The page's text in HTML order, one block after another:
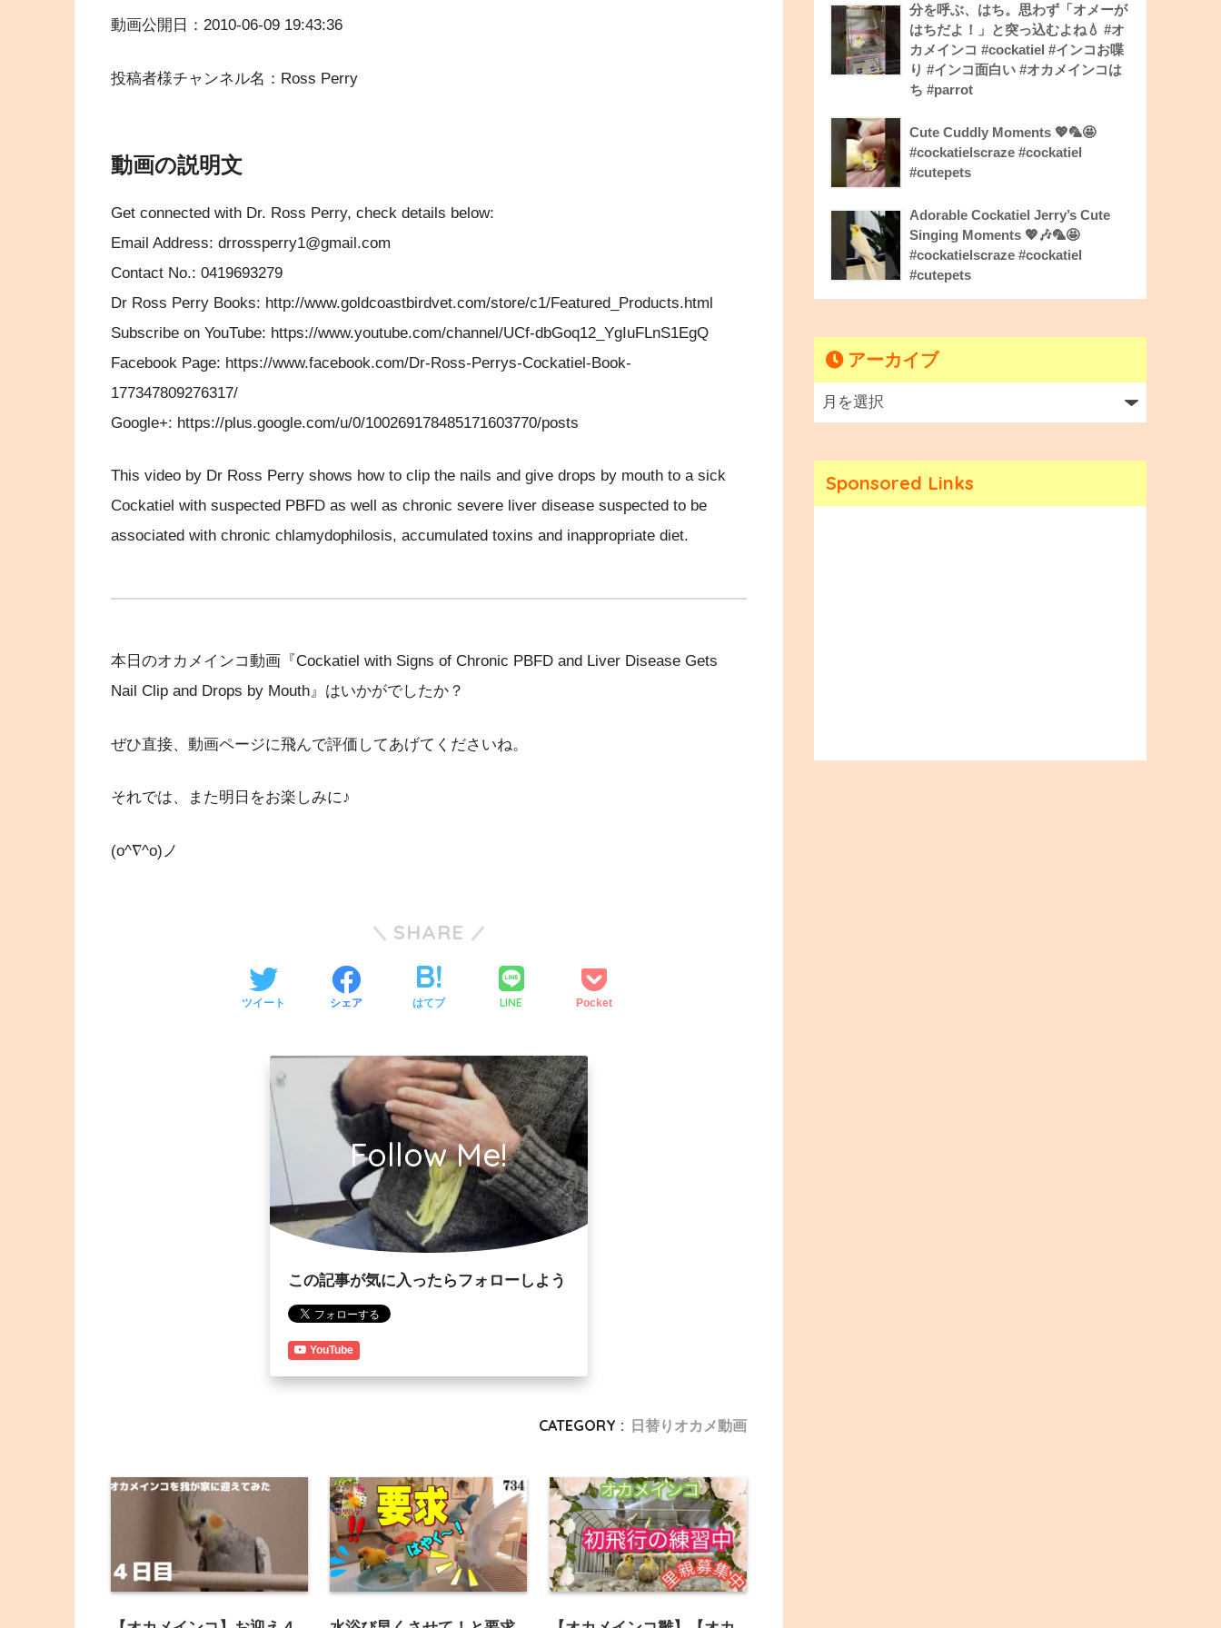
動画公開日：2010-06-09 19:43:36
投稿者様チャンネル名：Ross Perry
動画の説明文
Get connected with Dr. Ross Perry, check details below:
Email Address: drrossperry1@gmail.com
Contact No.: 0419693279
Dr Ross Perry Books: http://www.goldcoastbirdvet.com/store/c1/Featured_Products.html
Subscribe on YouTube: https://www.youtube.com/channel/UCf-dbGoq12_YgIuFLnS1EgQ
Facebook Page: https://www.facebook.com/Dr-Ross-Perrys-Cockatiel-Book-
177347809276317/
Google+: https://plus.google.com/u/0/100269178485171603770/posts
This video by Dr Ross Perry shows how to clip the nails and give drops by mouth to a sick
Cockatiel with suspected PBFD as well as chronic severe liver disease suspected to be
associated with chronic chlamydophilosis, accumulated toxins and inappropriate diet.
本日のオカメインコ動画『Cockatiel with Signs of Chronic PBFD and Liver Disease Gets
Nail Clip and Drops by Mouth』はいかがでしたか？
ぜひ直接、動画ページに飛んで評価してあげてくださいね。
それでは、また明日をお楽しみに♪
(o^∇^o)ノ
SHARE
ツイート シェア はてブ LINE Pocket
Follow Me!
この記事が気に入ったらフォローしよう
YouTube
CATEGORY : 日替りオカメ動画
分を呼ぶ、はち。思わず「オメーが
はちだよ！」と突っ込むよね💧 #オ
カメインコ #cockatiel #インコお喋
り #インコ面白い #オカメインコは
ち #parrot
Cute Cuddly Moments 💖🦜🤩
#cockatielscraze #cockatiel
#cutepets
Adorable Cockatiel Jerry’s Cute
Singing Moments 💖🎶🦜🤩
#cockatielscraze #cockatiel
#cutepets
アーカイブ
Sponsored Links